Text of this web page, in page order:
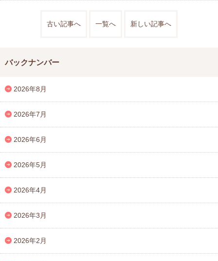
古い記事へ 一覧へ 新しい記事へ
バックナンバー
2026年8月
2026年7月
2026年6月
2026年5月
2026年4月
2026年3月
2026年2月